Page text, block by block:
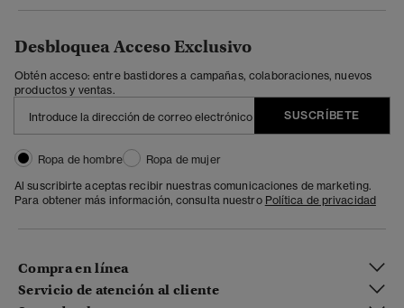
Desbloquea Acceso Exclusivo
Obtén acceso: entre bastidores a campañas, colaboraciones, nuevos
productos y ventas.
SUSCRÍBETE
Ropa de hombre
Ropa de mujer
Al suscribirte aceptas recibir nuestras comunicaciones de marketing.
Para obtener más información, consulta nuestro Política de privacidad
Compra en línea
Servicio de atención al cliente